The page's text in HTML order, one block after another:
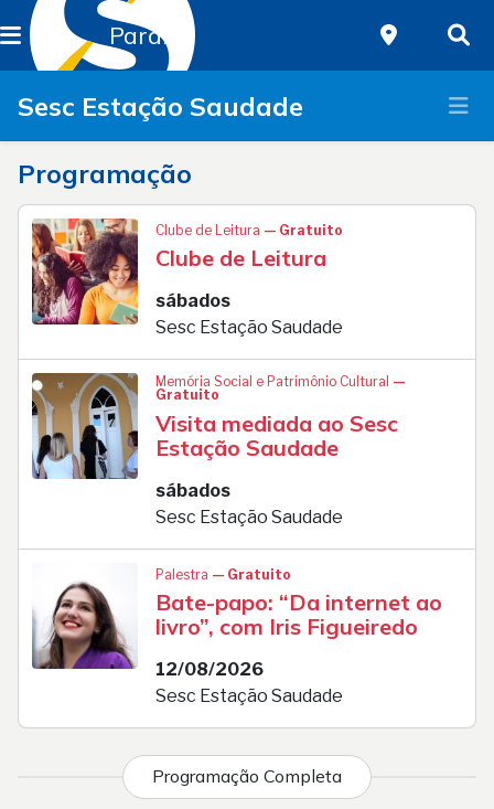
Paraná
Sesc Estação Saudade
Programação
Clube de Leitura — Gratuito
Clube de Leitura
sábados
Sesc Estação Saudade
Memória Social e Patrimônio Cultural —
Gratuito
Visita mediada ao Sesc
Estação Saudade
sábados
Sesc Estação Saudade
Palestra — Gratuito
Bate-papo: “Da internet ao
livro”, com Iris Figueiredo
12/08/2026
Sesc Estação Saudade
Programação Completa